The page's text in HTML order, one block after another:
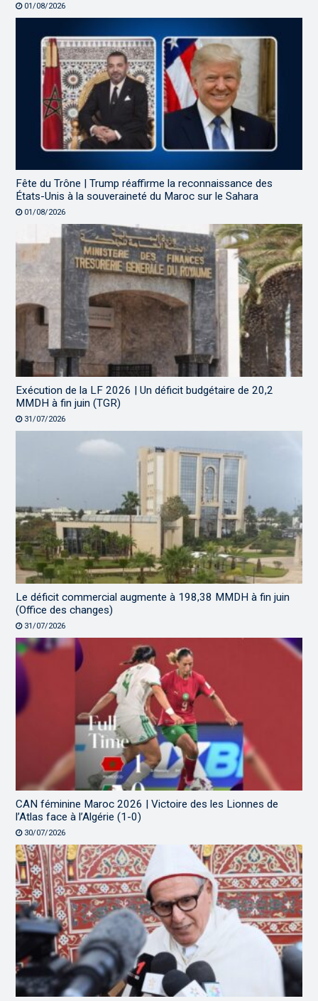
01/08/2026
Fête du Trône | Trump réaffirme la reconnaissance des
États-Unis à la souveraineté du Maroc sur le Sahara
01/08/2026
Exécution de la LF 2026 | Un déficit budgétaire de 20,2
MMDH à fin juin (TGR)
31/07/2026
Le déficit commercial augmente à 198,38 MMDH à fin juin
(Office des changes)
31/07/2026
CAN féminine Maroc 2026 | Victoire des les Lionnes de
l’Atlas face à l’Algérie (1-0)
30/07/2026